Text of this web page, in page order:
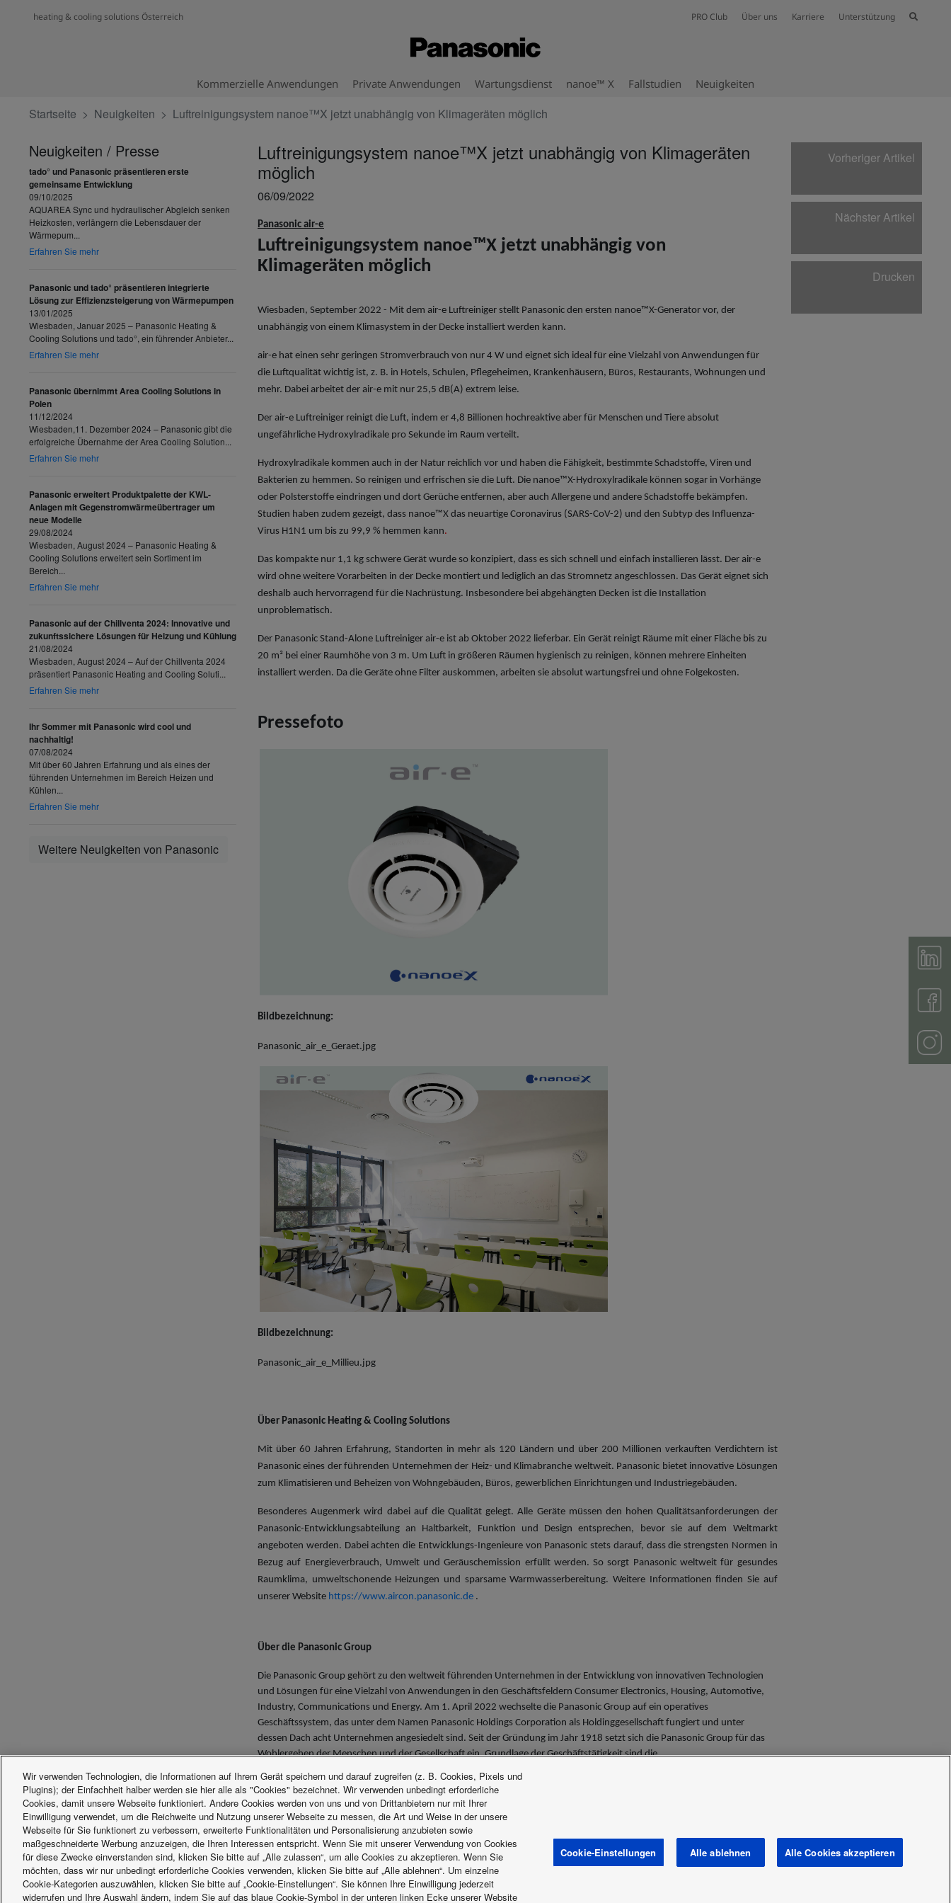
heating & cooling solutions Österreich PRO Club Über uns Karriere Unterstützung
Kommerzielle Anwendungen Private Anwendungen Wartungsdienst nanoe™ X Fallstudien Neuig­keiten
Startseite Neuig­keiten Luftreinigungsystem nanoe™X jetzt unabhängig von Klimageräten möglich
Neuigkeiten / Presse
tado° und Panasonic präsentieren erste
gemeinsame Entwicklung
09/10/2025
AQUAREA Sync und hydraulischer Abgleich senken
Heizkosten, verlängern die Lebensdauer der
Wärmepum...
Erfahren Sie mehr
Panasonic und tado° präsentieren integrierte
Lösung zur Effizienzsteigerung von Wärmepumpen
13/01/2025
Wiesbaden, Januar 2025 – Panasonic Heating &
Cooling Solutions und tado°, ein führender Anbieter...
Erfahren Sie mehr
Panasonic übernimmt Area Cooling Solutions in
Polen
11/12/2024
Wiesbaden,11. Dezember 2024 – Panasonic gibt die
erfolgreiche Übernahme der Area Cooling Solution...
Erfahren Sie mehr
Panasonic erweitert Produktpalette der KWL-
Anlagen mit Gegenstromwärmeübertrager um
neue Modelle
29/08/2024
Wiesbaden, August 2024 – Panasonic Heating &
Cooling Solutions erweitert sein Sortiment im
Bereich...
Erfahren Sie mehr
Panasonic auf der Chillventa 2024: Innovative und
zukunftssichere Lösungen für Heizung und Kühlung
21/08/2024
Wiesbaden, August 2024 – Auf der Chillventa 2024
präsentiert Panasonic Heating and Cooling Soluti...
Erfahren Sie mehr
Ihr Sommer mit Panasonic wird cool und
nachhaltig!
07/08/2024
Mit über 60 Jahren Erfahrung und als eines der
führenden Unternehmen im Bereich Heizen und
Kühlen...
Erfahren Sie mehr
Weitere Neuigkeiten von Panasonic
Luftreinigungsystem nanoe™X jetzt unabhängig von Klimageräten
möglich
06/09/2022
Panasonic air-e
Luftreinigungsystem nanoe™X jetzt unabhängig von
Klimageräten möglich
Wiesbaden, September 2022 - Mit dem air-e Luftreiniger stellt Panasonic den ersten nanoe™X-Generator vor, der
unabhängig von einem Klimasystem in der Decke installiert werden kann.
air-e hat einen sehr geringen Stromverbrauch von nur 4 W und eignet sich ideal für eine Vielzahl von Anwendungen für
die Luftqualität wichtig ist, z. B. in Hotels, Schulen, Pflegeheimen, Krankenhäusern, Büros, Restaurants, Wohnungen und
mehr. Dabei arbeitet der air-e mit nur 25,5 dB(A) extrem leise.
Der air-e Luftreiniger reinigt die Luft, indem er 4,8 Billionen hochreaktive aber für Menschen und Tiere absolut
ungefährliche Hydroxylradikale pro Sekunde im Raum verteilt.
Hydroxylradikale kommen auch in der Natur reichlich vor und haben die Fähigkeit, bestimmte Schadstoffe, Viren und
Bakterien zu hemmen. So reinigen und erfrischen sie die Luft. Die nanoe™X-Hydroxylradikale können sogar in Vorhänge
oder Polsterstoffe eindringen und dort Gerüche entfernen, aber auch Allergene und andere Schadstoffe bekämpfen.
Studien haben zudem gezeigt, dass nanoe™X das neuartige Coronavirus (SARS-CoV-2) und den Subtyp des Influenza-
Virus H1N1 um bis zu 99,9 % hemmen kann.
Das kompakte nur 1,1 kg schwere Gerät wurde so konzipiert, dass es sich schnell und einfach installieren lässt. Der air-e
wird ohne weitere Vorarbeiten in der Decke montiert und lediglich an das Stromnetz angeschlossen. Das Gerät eignet sich
deshalb auch hervorragend für die Nachrüstung. Insbesondere bei abgehängten Decken ist die Installation
unproblematisch.
Der Panasonic Stand-Alone Luftreiniger air-e ist ab Oktober 2022 lieferbar. Ein Gerät reinigt Räume mit einer Fläche bis zu
20 m² bei einer Raumhöhe von 3 m. Um Luft in größeren Räumen hygienisch zu reinigen, können mehrere Einheiten
installiert werden. Da die Geräte ohne Filter auskommen, arbeiten sie absolut wartungsfrei und ohne Folgekosten.
Pressefoto
Bildbezeichnung:
Panasonic_air_e_Geraet.jpg
Bildbezeichnung:
Panasonic_air_e_Millieu.jpg
Über Panasonic Heating & Cooling Solutions
Mit über 60 Jahren Erfahrung, Standorten in mehr als 120 Ländern und über 200 Millionen verkauften Verdichtern ist
Panasonic eines der führenden Unternehmen der Heiz- und Klimabranche weltweit. Panasonic bietet innovative Lösungen
zum Klimatisieren und Beheizen von Wohngebäuden, Büros, gewerblichen Einrichtungen und Industriegebäuden.
Besonderes Augenmerk wird dabei auf die Qualität gelegt. Alle Geräte müssen den hohen Qualitätsanforderungen der
Panasonic-Entwicklungsabteilung an Haltbarkeit, Funktion und Design entsprechen, bevor sie auf dem Weltmarkt
angeboten werden. Dabei achten die Entwicklungs-Ingenieure von Panasonic stets darauf, dass die strengsten Normen in
Bezug auf Energieverbrauch, Umwelt und Geräusch­emission erfüllt werden. So sorgt Panasonic weltweit für gesundes
Raumklima, umweltschonende Heizungen und sparsame Warmwasserbereitung. Weitere Informationen finden Sie auf
unserer Website https://www.aircon.panasonic.de .
Über die Panasonic Group
Die Panasonic Group gehört zu den weltweit führenden Unternehmen in der Entwicklung von innovativen Technologien
und Lösungen für eine Vielzahl von Anwendungen in den Geschäftsfeldern Consumer Electronics, Housing, Automotive,
Industry, Communications und Energy. Am 1. April 2022 wechselte die Panasonic Group auf ein operatives
Geschäftssystem, das unter dem Namen Panasonic Holdings Corporation als Holdinggesellschaft fungiert und unter
dessen Dach acht Unternehmen angesiedelt sind. Seit der Gründung im Jahr 1918 setzt sich die Panasonic Group für das
Wohlergehen der Menschen und der Gesellschaft ein. Grundlage der Geschäftstätigkeit sind die
abgelaufenen Geschäftsjahr (Ende 31. März 2022) erzielte die Panasonic Group einen konsolidierten Netto-Umsatz von
56,40 Milliarden Euro (7.388,8 Milliarden Yen). Die Panasonic Group hat sich der Verbesserung des Wohlbefindens der
Menschen verschrieben und bietet hochwertige Produkte und Dienstleistungen an.
Weitere Informationen über die Panasonic Group finden Sie unter:
Vorheriger Artikel
Nächster Artikel
Drucken
Facebook Instagram Youtube
LinkedIn
Über uns
Kontakt & Support Sitemap Nutzungsbedingungen Datenschutzbestimmung Richtlinien zur Nutzung von Cookies
Wir verwenden Technologien, die Informationen auf Ihrem Gerät speichern und darauf zugreifen (z. B. Cookies, Pixels und
Plugins); der Einfachheit halber werden sie hier alle als "Cookies" bezeichnet. Wir verwenden unbedingt erforderliche
Cookies, damit unsere Webseite funktioniert. Andere Cookies werden von uns und von Drittanbietern nur mit Ihrer
Einwilligung verwendet, um die Reichweite und Nutzung unserer Webseite zu messen, die Art und Weise in der unsere
Webseite für Sie funktionert zu verbessern, erweiterte Funktionalitäten und Personalisierung anzubieten sowie
maßgeschneiderte Werbung anzuzeigen, die Ihren Interessen entspricht. Wenn Sie mit unserer Verwendung von Cookies
für diese Zwecke einverstanden sind, klicken Sie bitte auf „Alle zulassen“, um alle Cookies zu akzeptieren. Wenn Sie
möchten, dass wir nur unbedingt erforderliche Cookies verwenden, klicken Sie bitte auf „Alle ablehnen“. Um einzelne
Cookie-Kategorien auszuwählen, klicken Sie bitte auf „Cookie-Einstellungen“. Sie können Ihre Einwilligung jederzeit
widerrufen und Ihre Auswahl ändern, indem Sie auf das blaue Cookie-Symbol in der unteren linken Ecke unserer Website
Cookie-Einstellungen Alle ablehnen Alle Cookies akzeptieren